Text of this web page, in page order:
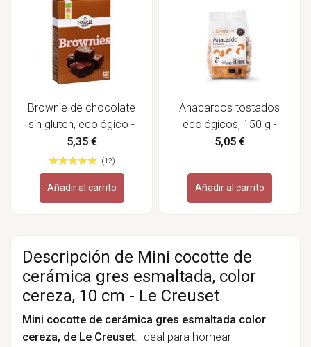
Brownie de chocolate
sin gluten, ecológico -
Bauckhof
5,35 €
(12)
Añadir al carrito
Anacardos tostados
ecológicos, 150 g -
Oleander
5,05 €
Añadir al carrito
Descripción de Mini cocotte de
cerámica gres esmaltada, color
cereza, 10 cm - Le Creuset
Mini cocotte de cerámica gres esmaltada color
cereza, de Le Creuset. Ideal para hornear